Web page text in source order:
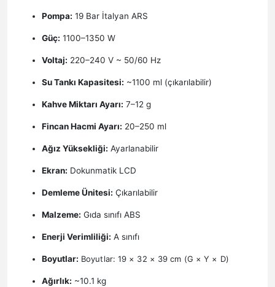
Pompa: 19 Bar İtalyan ARS
Güç: 1100–1350 W
Voltaj: 220–240 V ~ 50/60 Hz
Su Tankı Kapasitesi: ~1100 ml (çıkarılabilir)
Kahve Miktarı Ayarı: 7–12 g
Fincan Hacmi Ayarı: 20–250 ml
Ağız Yüksekliği: Ayarlanabilir
Ekran: Dokunmatik LCD
Demleme Ünitesi: Çıkarılabilir
Malzeme: Gıda sınıfı ABS
Enerji Verimliliği: A sınıfı
Boyutlar: Boyutlar: 19 × 32 × 39 cm (G × Y × D)
Ağırlık: ~10.1 kg